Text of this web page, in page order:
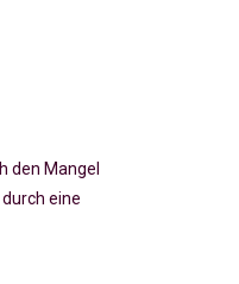
den Mangel
eine